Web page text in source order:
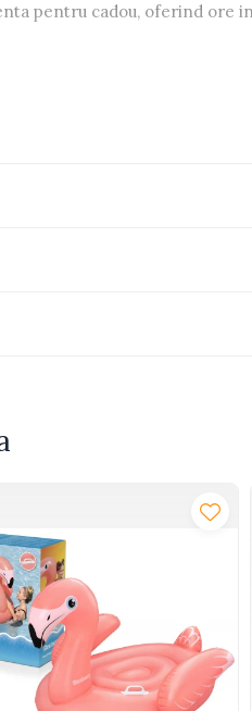
pentru cadou, oferind ore
gatit